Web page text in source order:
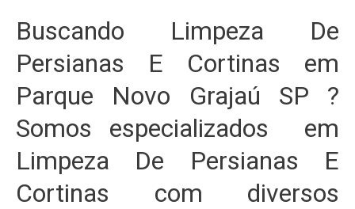
Buscando Limpeza De
Persianas E Cortinas em
Parque Novo Grajaú SP ?
Somos especializados em
Limpeza De Persianas E
Cortinas com diversos